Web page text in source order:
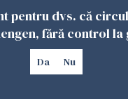
pentru dvs. că
fără control la
Da Nu